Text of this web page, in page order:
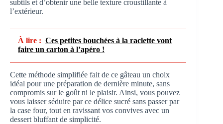
subtils et d’obtenir une belle texture croustillante à
l’extérieur.
À lire : Ces petites bouchées à la raclette vont
faire un carton à l’apéro !
Cette méthode simplifiée fait de ce gâteau un choix
idéal pour une préparation de dernière minute, sans
compromis sur le goût ni le plaisir. Ainsi, vous pouvez
vous laisser séduire par ce délice sucré sans passer par
la case four, tout en ravissant vos convives avec un
dessert bluffant de simplicité.